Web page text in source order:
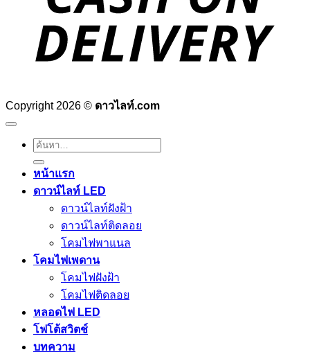
Copyright 2026 © ดาวไลท์.com
ค้นหา:
หน้าแรก
ดาวน์ไลท์ LED
ดาวน์ไลท์ฝังฝ้า
ดาวน์ไลท์ติดลอย
โคมไฟพาแนล
โคมไฟเพดาน
โคมไฟฝังฝ้า
โคมไฟติดลอย
หลอดไฟ LED
โฟโต้สวิตช์
บทความ